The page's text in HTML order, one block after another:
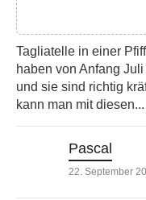
Tagliatelle in einer
haben von Anfang
und sie sind richtig
kann man mit diesen...
Pascal
22. September